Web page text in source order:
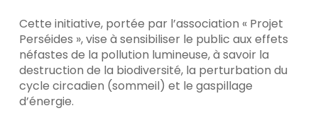
Cette initiative, portée par l’association « Projet
Perséides », vise à sensibiliser le public aux effets
néfastes de la pollution lumineuse, à savoir la
destruction de la biodiversité, la perturbation du
cycle circadien (sommeil) et le gaspillage
d’énergie.